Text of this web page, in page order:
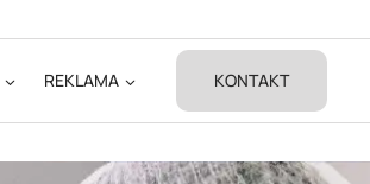
REKLAMA KONTAKT